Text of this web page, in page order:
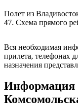
Полет из
47. Схема прямого
Вся необходимая
прилета, телефонах
назначения
Информация